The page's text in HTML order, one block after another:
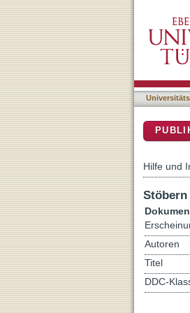
Hilfe und
Stöbern
Autoren
Titel
DDC-